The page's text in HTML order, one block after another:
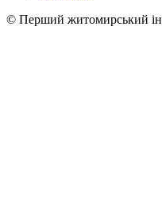
© Перший житомирський